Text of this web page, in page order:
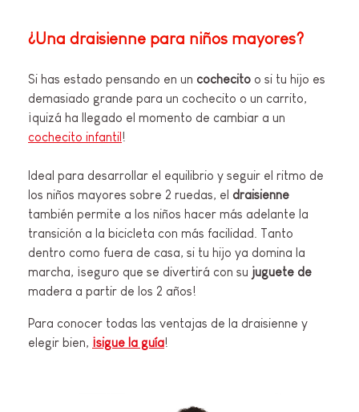
¿Una draisienne para niños mayores?
Si has estado pensando en un cochecito o si tu hijo es
demasiado grande para un cochecito o un carrito,
¡quizá ha llegado el momento de cambiar a un
cochecito infantil !
Ideal para desarrollar el equilibrio y seguir el ritmo de
los niños mayores sobre 2 ruedas, el draisienne
también permite a los niños hacer más adelante la
transición a la bicicleta con más facilidad. Tanto
dentro como fuera de casa, si tu hijo ya domina la
marcha, ¡seguro que se divertirá con su juguete de
madera a partir de los 2 años!
Para conocer todas las ventajas de la draisienne y
elegir bien, ¡sigue la guía!